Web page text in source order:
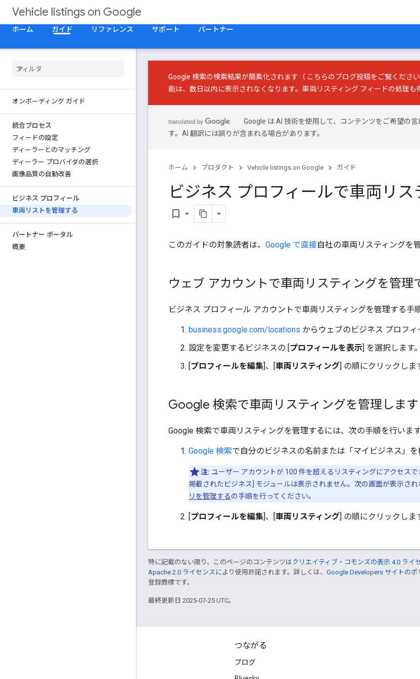
Vehicle listings on Google
ホーム
ガイド リファレンス サポート パートナー
オンボーディング ガイド
統合プロセス
フィードの設定
ディーラーとのマッチング
ディーラー プロバイダの選択
画像品質の自動改善
ビジネス プロフィール
車両リストを管理する
パートナー ポータル
概要
Google 検索の検索結果が簡素化されます（ こちらのブログ投稿をご覧くださ
能は、数日以内に表示されなくなります。車両リスティング フィードの処理も
Google は AI 技術を使用して、コンテンツをご希望の
す。AI 翻訳には誤りが含まれる場合があります。
ホーム プロダクト Vehicle listings on Google ガイド
ビジネス プロフィールで車両リ
bookmark_border
このガイドの対象読者は、 Google で直接自社の車両リスティングを
ウェブ アカウントで車両リスティングを管理
ビジネス プロフィール アカウントで車両リスティングを管理する手
business.google.com/locations からウェブのビジネス プロフィ
設定を変更するビジネスの [プロフィールを表示] を選択します。
[プロフィールを編集]、[車両リスティング] の順にクリックしま
Google 検索で車両リスティングを管理します
Google 検索で車両リスティングを管理するには、次の手順を行います
Google 検索で自分のビジネスの名前または「マイビジネス」を
注: ユーザー アカウントが 100 件を超えるリスティングにアクセス
掲載されたビジネス] モジュールは表示されません。次の画面が表示され
リを管理するの手順を行ってください。
[プロフィールを編集]、[車両リスティング] の順にクリックしま
特に記載のない限り、このページのコンテンツはクリエイティブ・コモンズの表示 4.0 ライ
Apache 2.0 ライセンス により使用許諾されます。詳しくは、 Google Developers サイトのポ
登録商標です。
最終更新日 2025-07-25 UTC。
つながる
ブログ